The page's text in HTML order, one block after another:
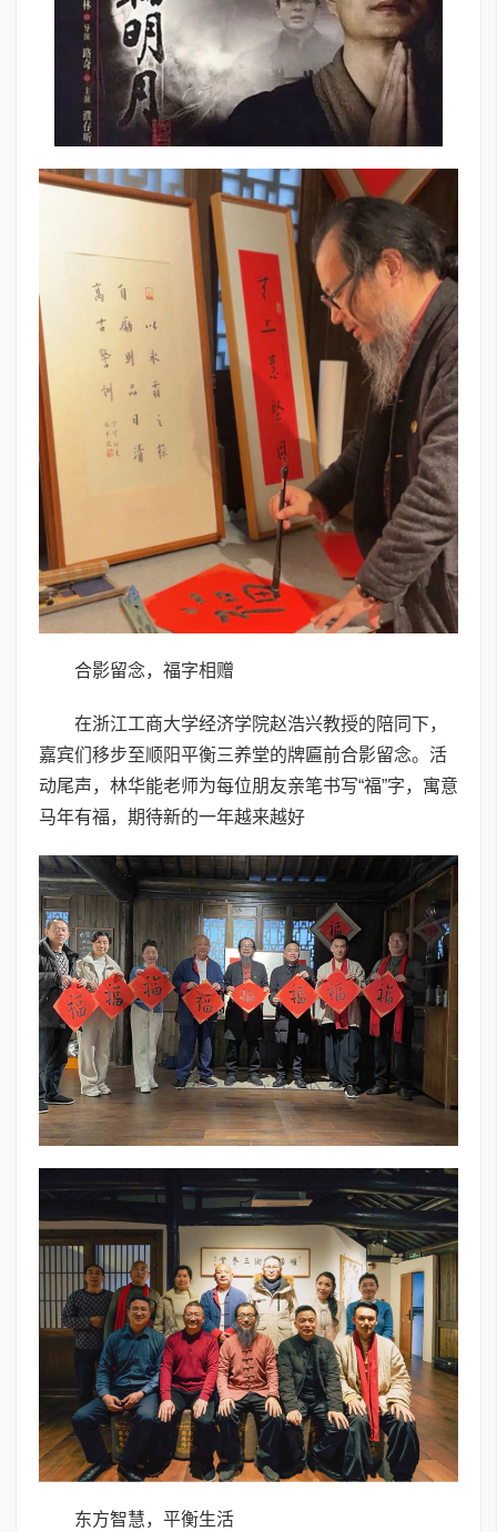
合影留念，福字相赠
在浙江工商大学经济学院赵浩兴教授的陪同下，
嘉宾们移步至顺阳平衡三养堂的牌匾前合影留念。活
动尾声，林华能老师为每位朋友亲笔书写“福”字，寓意
马年有福，期待新的一年越来越好
东方智慧，平衡生活